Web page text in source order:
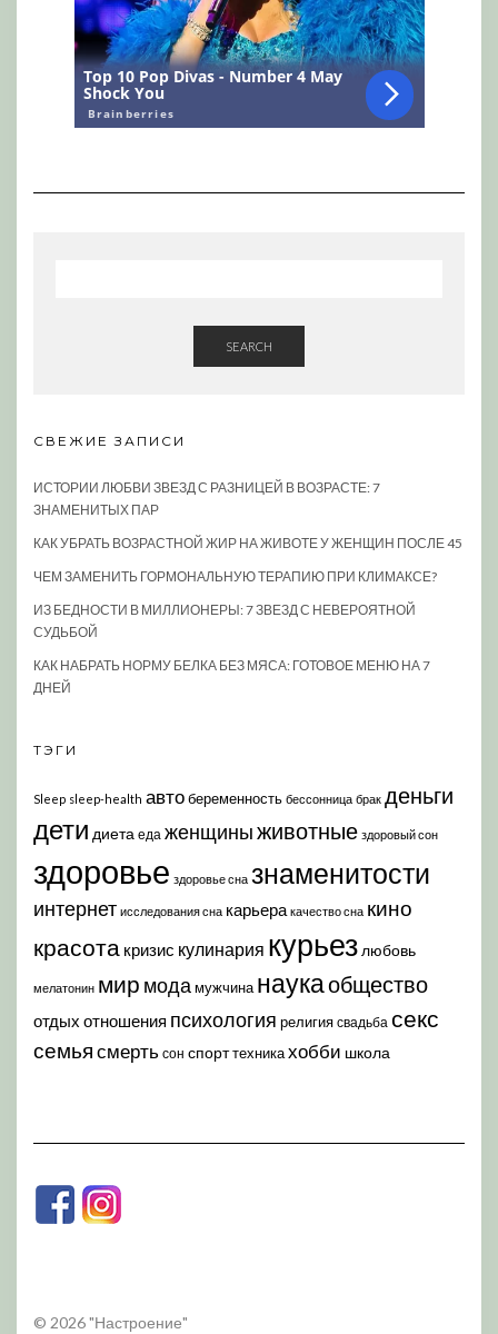
SEARCH
СВЕЖИЕ ЗАПИСИ
ИСТОРИИ ЛЮБВИ ЗВЕЗД С РАЗНИЦЕЙ В ВОЗРАСТЕ: 7
ЗНАМЕНИТЫХ ПАР
КАК УБРАТЬ ВОЗРАСТНОЙ ЖИР НА ЖИВОТЕ У ЖЕНЩИН ПОСЛЕ 45
ЧЕМ ЗАМЕНИТЬ ГОРМОНАЛЬНУЮ ТЕРАПИЮ ПРИ КЛИМАКСЕ?
ИЗ БЕДНОСТИ В МИЛЛИОНЕРЫ: 7 ЗВЕЗД С НЕВЕРОЯТНОЙ
СУДЬБОЙ
КАК НАБРАТЬ НОРМУ БЕЛКА БЕЗ МЯСА: ГОТОВОЕ МЕНЮ НА 7
ДНЕЙ
ТЭГИ
Sleep sleep-health автобеременность бессонница брак деньги
дети диета еда женщиныживотные здоровый сон
здоровье здоровье сна знаменитости
интернет исследования сна карьера качество сна кино
красота кризис кулинария курьез любовь
мелатонин мир модамужчина наукаобщество
отдых отношения психология религия свадьба секс
семья смерть сон спорттехникахобби школа
© 2026 "Настроение"